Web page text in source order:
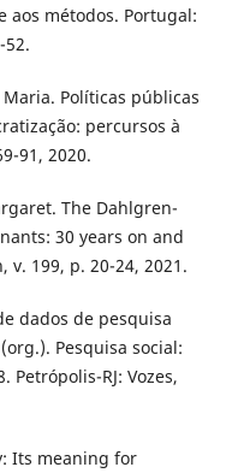
aos métodos. Portugal:
52.
Maria. Políticas públicas
percursos à
91, 2020.
The Dahlgren-
30 years on and
199, p. 20-24, 2021.
dados de pesquisa
Pesquisa social:
Petrópolis-RJ: Vozes,
Its meaning for